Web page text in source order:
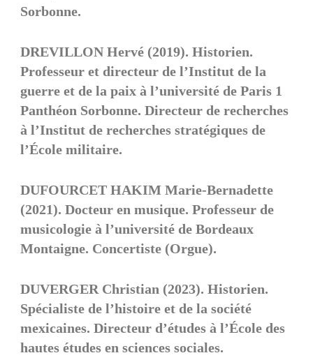
Sorbonne.
DREVILLON Hervé (2019). Historien.
Professeur et directeur de l’Institut de la
guerre et de la paix à l’université de Paris 1
Panthéon Sorbonne. Directeur de recherches
à l’Institut de recherches stratégiques de
l’École militaire.
DUFOURCET HAKIM Marie-Bernadette
(2021). Docteur en musique. Professeur de
musicologie à l’université de Bordeaux
Montaigne. Concertiste (Orgue).
DUVERGER Christian (2023). Historien.
Spécialiste de l’histoire et de la société
mexicaines. Directeur d’études à l’École des
hautes études en sciences sociales.